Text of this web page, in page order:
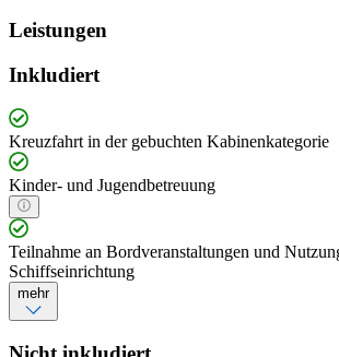
Leistungen
Inkludiert
Kreuzfahrt in der gebuchten Kabinenkategorie
Kinder- und Jugendbetreuung
Teilnahme an Bordveranstaltungen und
Schiffseinrichtung
mehr